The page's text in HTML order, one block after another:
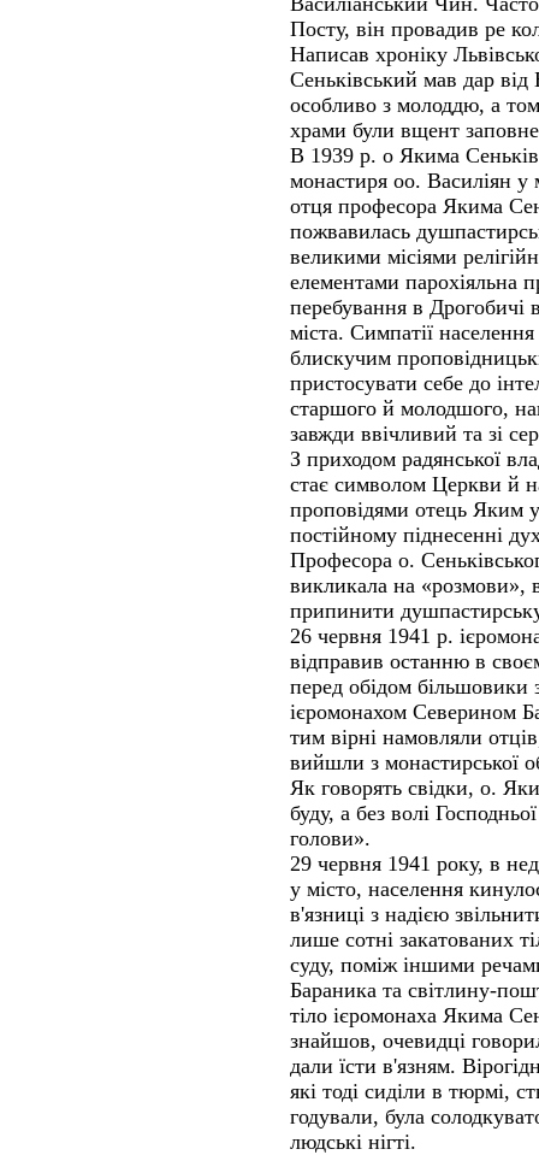
Посту, він провадив ре
Написав хроніку
Сеньківський мав дар
особливо з молоддю, а
храми були вщент
В 1939 р. о Якима
монастиря оо. Василіян у
отця професора Якима
пожвавилась
великими місіями
елементами парохіяльна
перебування в Дрогобичі
міста. Симпатії
блискучим
пристосувати себе до
старшого й молодшого,
завжди ввічливий та зі
З приходом радянської
стає символом Церкви й
проповідями отець Яким
постійному піднесенні
Професора о.
викликала на «розмови»,
припинити
26 червня 1941 р.
відправив останню в
перед обідом більшовики
ієромонахом Северином
тим вірні намовляли
вийшли з монастирської
Як говорять свідки, о.
буду, а без волі
голови».
29 червня 1941 року, в
у місто, населення
в'язниці з надією
лише сотні закатованих
суду, поміж іншими
Бараника та світлину-
тіло ієромонаха Якима
знайшов, очевидці
дали їсти в'язням.
які тоді сиділи в тюрмі,
годували, була
людські нігті.